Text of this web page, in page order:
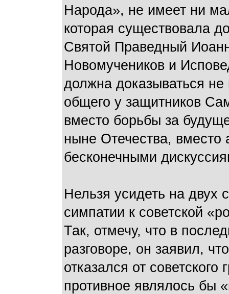
Народа», не имеет ни
которая существовала
Святой Праведный
Новомучеников и
должна доказываться
общего у защитников
вместо борьбы за
ныне Отечества, вместо
бесконечными
Нельзя усидеть на двух
симпатии к советской
Так, отмечу, что в
разговоре, он заявил,
отказался от
противное являлось бы